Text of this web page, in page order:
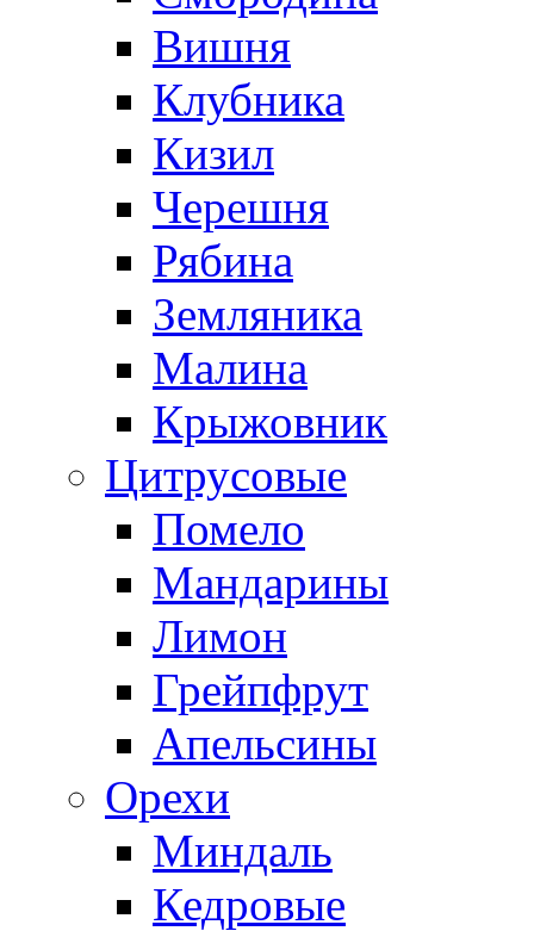
Вишня
Клубника
Кизил
Черешня
Рябина
Земляника
Малина
Крыжовник
Цитрусовые
Помело
Мандарины
Лимон
Грейпфрут
Апельсины
Орехи
Миндаль
Кедровые